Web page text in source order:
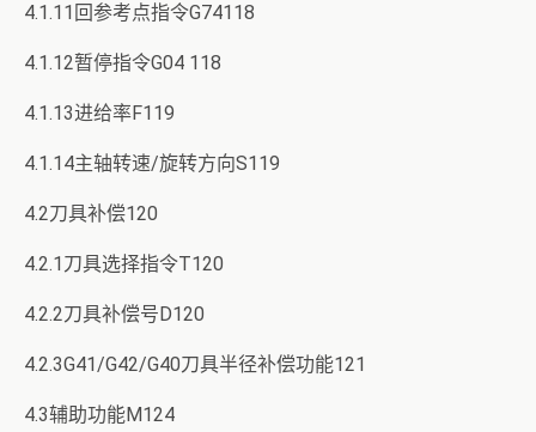
4.1.11回参考点指令G74118
4.1.12暂停指令G04 118
4.1.13进给率F119
4.1.14主轴转速/旋转方向S119
4.2刀具补偿120
4.2.1刀具选择指令T120
4.2.2刀具补偿号D120
4.2.3G41/G42/G40刀具半径补偿功能121
4.3辅助功能M124